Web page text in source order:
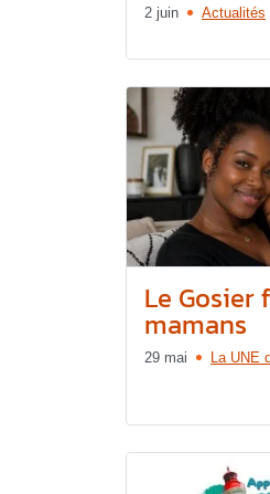
2 juin Actualités
Le Gosier
mamans
29 mai La UNE